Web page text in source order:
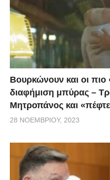
μας γκρέμισε…’’»,
«Έχω τρία πτυχία και
Τσίπρα σας ψήφισα, όχι
μια νεαρή αγρότισσα.
Βουρκώνουν και οι πιο
διαφήμιση μπύρας –
Μητροπάνος και
28 ΝΟΕΜΒΡΊΟΥ, 2023